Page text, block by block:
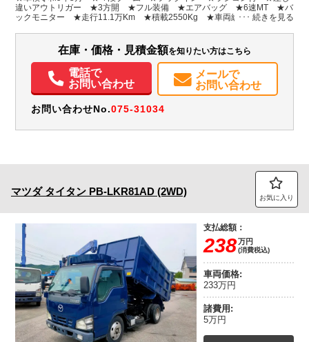
H:2,720
パワステ パワーウィンドウ エアバッグ バックモニター
違いアウトリガー ★3方開 ★フル装備 ★エアバッグ ★6速MT ★バ
ックモニター ★走行11.1万Km ★積載2550Kg ★車両総重量6665Kg
在庫・価格・見積金額を知りたい方はこちら
電話で
お問い合わせ
メールで
お問い合わせ
お問い合わせNo.075-31034
マツダ タイタン PB-LKR81AD (2WD) お気に入り
支払総額：
238万円
(消費税込)
車両価格:
233万円
諸費用:
5万円